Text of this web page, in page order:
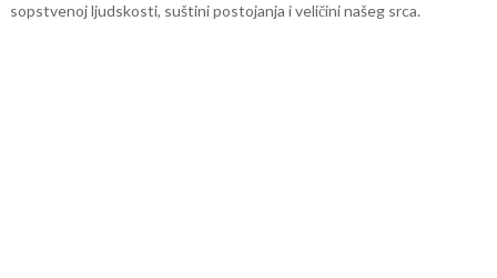
sopstvenoj ljudskosti, suštini postojanja i veličini našeg srca.